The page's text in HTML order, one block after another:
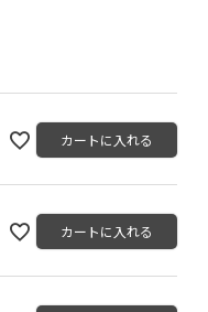
カートに入れる
カートに入れる